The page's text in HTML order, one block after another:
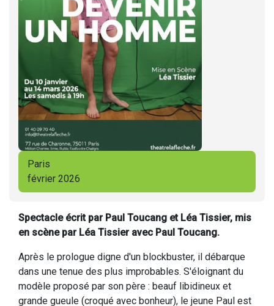
Paris
février 2026
Spectacle écrit par Paul Toucang et Léa Tissier, mis
en scène par Léa Tissier avec Paul Toucang.
Après le prologue digne d'un blockbuster, il débarque
dans une tenue des plus improbables. S'éloignant du
modèle proposé par son père : beauf libidineux et
grande gueule (croqué avec bonheur), le jeune Paul est